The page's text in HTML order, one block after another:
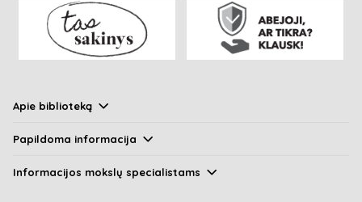
Apie biblioteką
Papildoma informacija
Informacijos mokslų specialistams